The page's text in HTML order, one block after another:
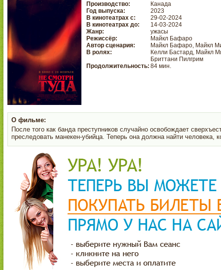
Производство:
Канада
Год выпуска:
2023
В кинотеатрах с:
29-02-2024
В кинотеатрах до:
14-03-2024
Жанр:
ужасы
Режиссёр:
Майкл Бафаро
Автор сценария:
Майкл Бафаро, Майкл
В ролях:
Келли Бастард, Майкл
Бриттани Пилгрим
Продолжительность: 84 мин.
О фильме:
После того как банда преступников случайно освобождает
преследовать манекен-убийца. Теперь она должна найти человека,